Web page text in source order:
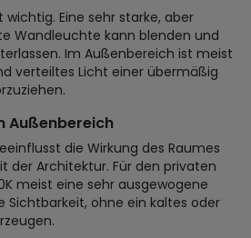
Eine sehr starke, aber
Wandleuchte kann blenden und
Im Außenbereich ist meist
verteiltes Licht einer übermäßig
Außenbereich
die Wirkung des Raumes
der Architektur. Für den privaten
meist eine sehr ausgewogene
Sichtbarkeit, ohne ein kaltes oder